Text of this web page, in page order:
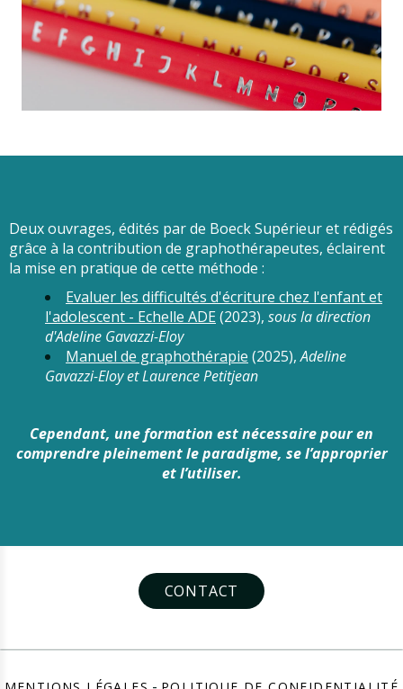
Deux ouvrages, édités par de Boeck Supérieur et rédigés
grâce à la contribution de graphothérapeutes, éclairent
la mise en pratique de cette méthode :
Evaluer les difficultés d'écriture chez l'enfant et
l'adolescent - Echelle ADE(2023), sous la direction
d'Adeline Gavazzi-Eloy
Manuel de graphothérapie (2025),Adeline
Gavazzi-Eloy et Laurence Petitjean
Cependant, une formation est nécessaire pour en
comprendre pleinement le paradigme, se l’approprier
et l’utiliser.
CONTACT